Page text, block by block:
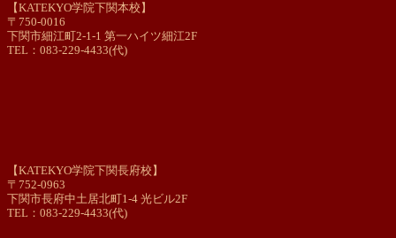
【KATEKYO学院下関本校】
〒750-0016
下関市細江町2-1-1 第一ハイツ細江2F
TEL：083-229-4433(代)
【KATEKYO学院下関長府校】
〒752-0963
下関市長府中土居北町1-4 光ビル2F
TEL：083-229-4433(代)